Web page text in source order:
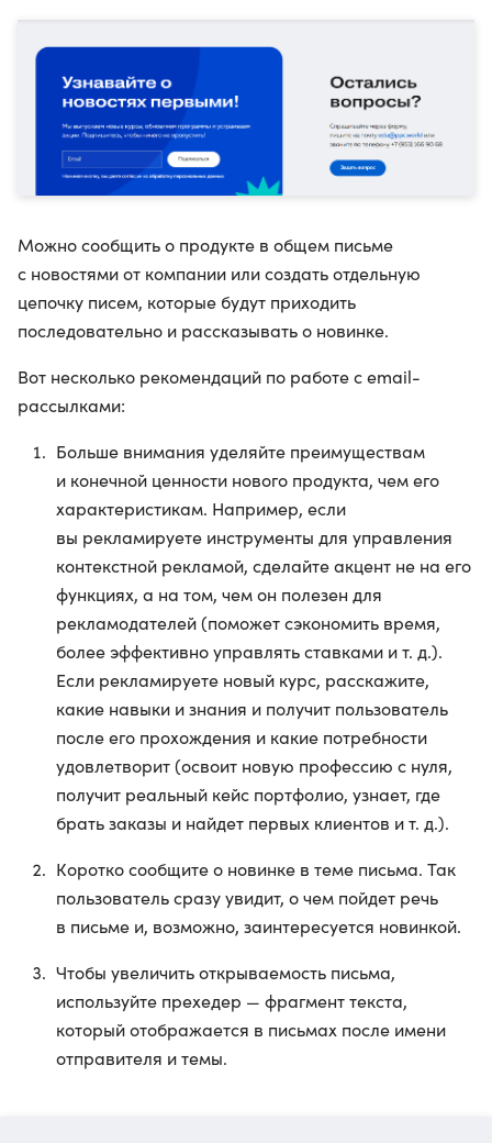
Можно сообщить о продукте в общем письме
с новостями от компании или создать отдельную
цепочку писем, которые будут приходить
последовательно и рассказывать о новинке.
Вот несколько рекомендаций по работе с email-
рассылками:
Больше внимания уделяйте преимуществам
и конечной ценности нового продукта, чем его
характеристикам. Например, если
вы рекламируете инструменты для управления
контекстной рекламой, сделайте акцент не на его
функциях, а на том, чем он полезен для
рекламодателей (поможет сэкономить время,
более эффективно управлять ставками и т. д.).
Если рекламируете новый курс, расскажите,
какие навыки и знания и получит пользователь
после его прохождения и какие потребности
удовлетворит (освоит новую профессию с нуля,
получит реальный кейс портфолио, узнает, где
брать заказы и найдет первых клиентов и т. д.).
Коротко сообщите о новинке в теме письма. Так
пользователь сразу увидит, о чем пойдет речь
в письме и, возможно, заинтересуется новинкой.
Чтобы увеличить открываемость письма,
используйте прехедер — фрагмент текста,
который отображается в письмах после имени
отправителя и темы.